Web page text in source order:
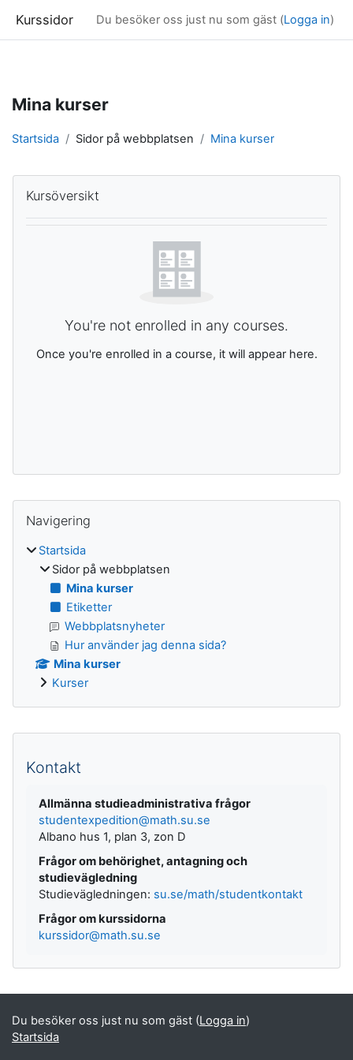
Kurssidor Du besöker oss just nu som gäst (Logga in)
Mina kurser
Startsida Sidor på webbplatsen Mina kurser
Huvudinnehållsblock
Kursöversikt
You're not enrolled in any courses.
Once you're enrolled in a course, it will appear here.
Navigering
Startsida
Sidor på webbplatsen
Mina kurser
Etiketter
Webbplatsnyheter
Hur använder jag denna sida?
Mina kurser
Kurser
Kontakt
Allmänna studieadministrativa frågor
studentexpedition@math.su.se
Albano hus 1, plan 3, zon D
Frågor om behörighet, antagning och
studievägledning
Studievägledningen: su.se/math/studentkontakt
Frågor om kurssidorna
kurssidor@math.su.se
Du besöker oss just nu som gäst (Logga in)
Startsida